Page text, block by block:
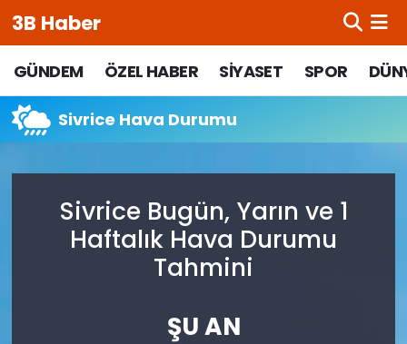
3B Haber
GÜNDEM ÖZEL HABER SİYASET SPOR
Sivrice Hava Durumu
Sivrice Bugün, Yarın ve 1
Haftalık Hava Durumu
Tahmini
ŞU AN
Beypazarı Hava Durumu
Beypazarı Trafik Yoğunluk Haritası
Tüm Manşetler
Son Dakika Haberleri